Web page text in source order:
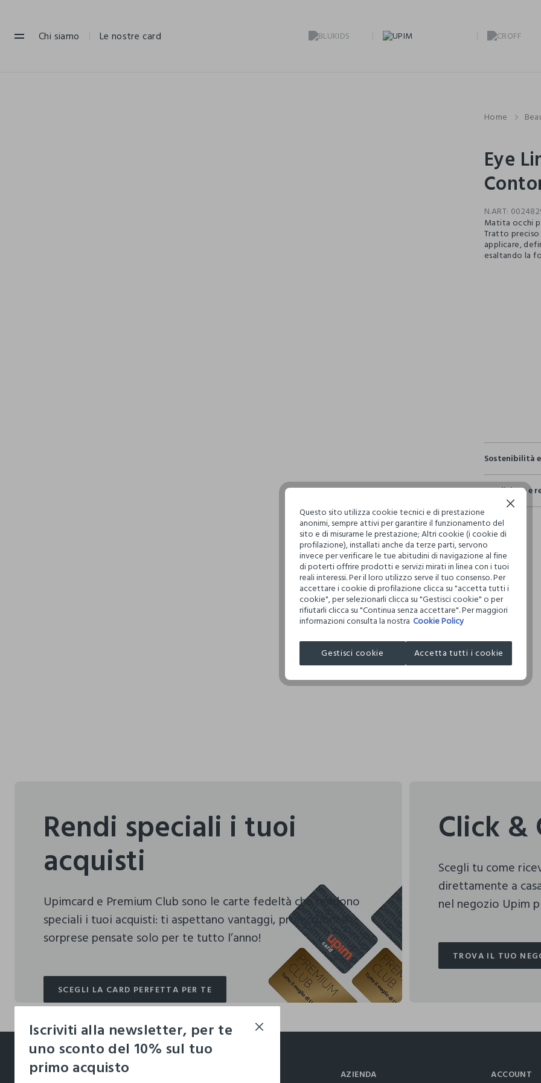
Chi siamo Le nostre card
Home
Eye
N.ART:
Matita occhi
Tratto
applicare,
esaltando la
Sostenibilità
Sicurezza
Il 100%
fisici, per
definito per
restrittivi
Clicca qui
I nostri
Spedizione e
Hai fino a
per
Rendi speciali i tuoi
acquisti
Upimcard e Premium Club sono le carte fedeltà che rendono
speciali i tuoi acquisti: ti aspettano vantaggi, promozioni e
sorprese pensate solo per te tutto l’anno!
SCEGLI LA CARD PERFETTA PER TE
SCEGLI LA CARD PERFETTA PER TE
Click &
Scegli tu come
direttamente a
nel negozio Upim
TROVA IL TUO
TROVA IL TUO
Iscriviti alla newsletter, per te
uno sconto del 10% sul tuo
primo acquisto
footer.ariatitle
AZIENDA
ACCOUNT
Questo sito utilizza cookie tecnici e di prestazione
anonimi, sempre attivi per garantire il funzionamento del
sito e di misurarne le prestazione; Altri cookie (i cookie di
profilazione), installati anche da terze parti, servono
invece per verificare le tue abitudini di navigazione al fine
di poterti offrire prodotti e servizi mirati in linea con i tuoi
reali interessi. Per il loro utilizzo serve il tuo consenso. Per
accettare i cookie di profilazione clicca su "accetta tutti i
cookie", per selezionarli clicca su "Gestisci cookie" o per
rifiutarli clicca su "Continua senza accettare". Per maggiori
informazioni consulta la nostra Cookie Policy
Gestisci cookie Accetta tutti i cookie
Continua senza accettare